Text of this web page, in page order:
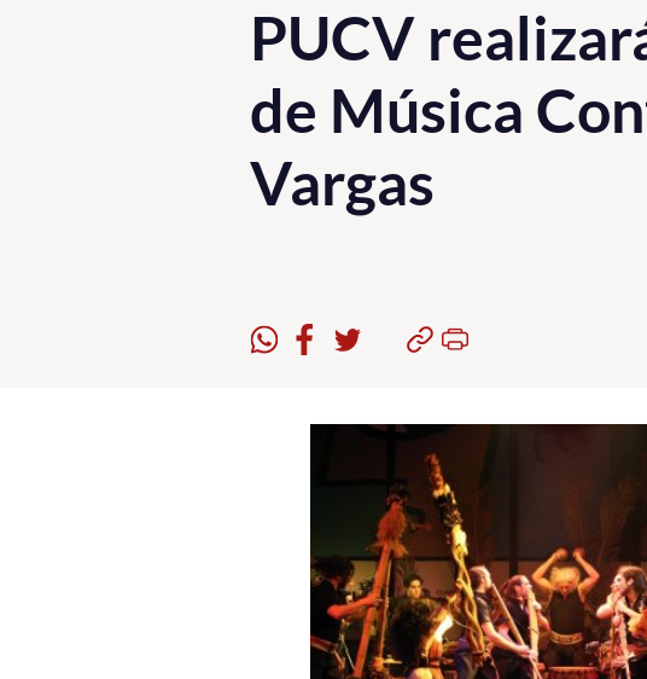
PUCV
de Música
Vargas